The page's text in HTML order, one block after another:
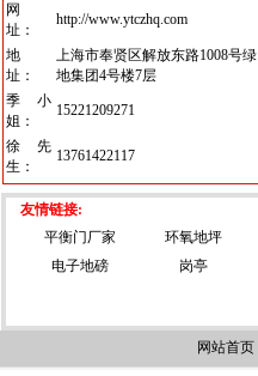
网
址：
http://www.ytczhq.com
地
址：
上海市奉贤区解放东路1008号绿
地集团4号楼7层
季小
姐：
15221209271
徐先
生：
13761422117
友情链接:
平衡门厂家
环氧地坪
电子地磅
岗亭
网站首页